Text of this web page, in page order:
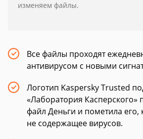
изменяем файлы.
Все файлы проходят
антивирусом с новыми
Логотип Kaspersky Trusted
«Лаборатория Касперского»
файл Деньги и пометила его,
не содержащее вирусов.